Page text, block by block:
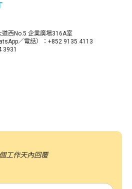
西No.5 企業廣場316A室
／電話）：+852 9135 4113
3931
工作天內回覆